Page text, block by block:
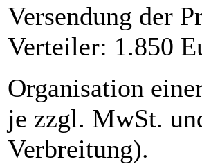
Versendung der
Verteiler: 1.850
Organisation
je zzgl. MwSt.
Verbreitung).